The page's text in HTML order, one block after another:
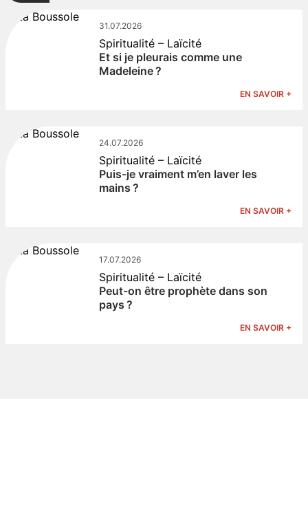
31.07.2026
Spiritualité – Laïcité
Et si je pleurais comme une
Madeleine ?
EN SAVOIR +
24.07.2026
Spiritualité – Laïcité
Puis-je vraiment m’en laver les
mains ?
EN SAVOIR +
17.07.2026
Spiritualité – Laïcité
Peut-on être prophète dans son
pays ?
EN SAVOIR +